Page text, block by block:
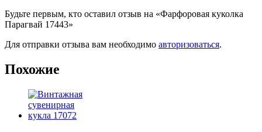
Будьте первым, кто оставил отзыв на «Фарфоровая куколка
Парагвай 17443»
Для отправки отзыва вам необходимо авторизоваться.
Похожие